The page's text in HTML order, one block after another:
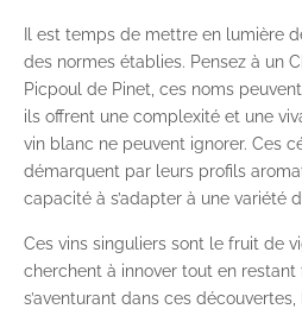
Il est temps de mettre en lumière
des normes établies. Pensez à un
Picpoul de Pinet, ces noms
ils offrent une complexité et une
vin blanc ne peuvent ignorer. Ces
démarquent par leurs profils
capacité à s’adapter à une variété
Ces vins singuliers sont le fruit de
cherchent à innover tout en
s’aventurant dans ces